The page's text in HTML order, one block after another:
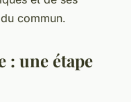
commun.
: une étape